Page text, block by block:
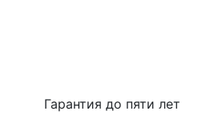
Гарантия до пяти лет